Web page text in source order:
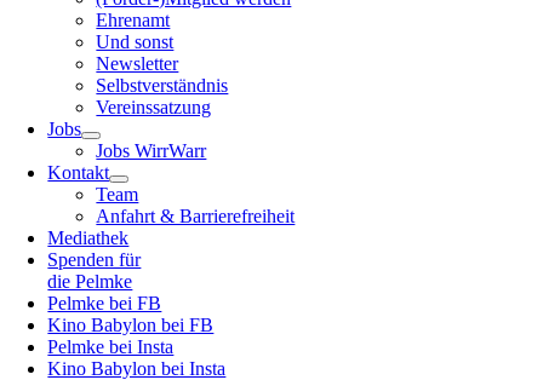
Ehrenamt
Und sonst
Newsletter
Selbstverständnis
Vereinssatzung
Jobs
Jobs WirrWarr
Kontakt
Team
Anfahrt & Barrierefreiheit
Mediathek
Spenden für
die Pelmke
Pelmke bei FB
Kino Babylon bei FB
Pelmke bei Insta
Kino Babylon bei Insta